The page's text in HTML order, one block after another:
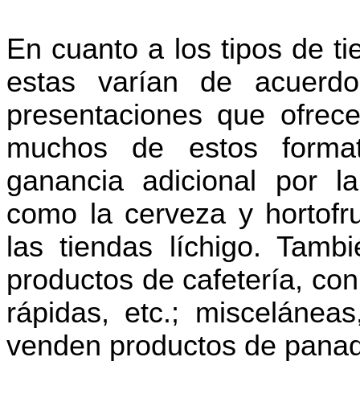
En cuanto a los tipos de
estas varían de
presentaciones que
muchos de estos
ganancia adicional por
como la cerveza y
las tiendas líchigo.
productos de cafetería,
rápidas, etc.;
venden productos de